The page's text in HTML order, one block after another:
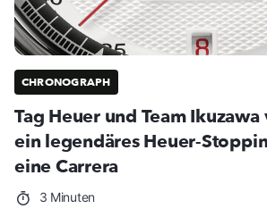
CHRONOGRAPH
Tag Heuer und Team
ein legendäres Heuer-
eine Carrera
3 Minuten